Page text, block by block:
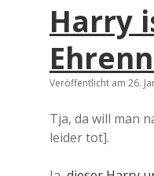
Harry
Veröffentlicht am 26.
Tja, da will man
leider tot].